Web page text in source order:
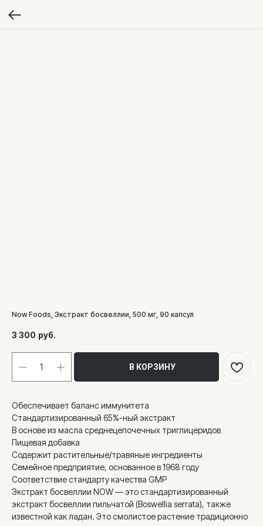
Now Foods, Экстракт босвеллии, 500 мг, 90 капсул
3 300 руб.
В КОРЗИНУ
Обеспечивает баланс иммунитета
Стандартизированный 65%-ный экстракт
В основе из масла среднецепочечных триглицеридов
Пищевая добавка
Содержит растительные/травяные ингредиенты
Семейное предприятие, основанное в 1968 году
Соответствие стандарту качества GMP
Экстракт босвеллии NOW — это стандартизированный
экстракт босвеллии пильчатой (Boswellia serrata), также
известной как ладан. Это смолистое растение традиционно